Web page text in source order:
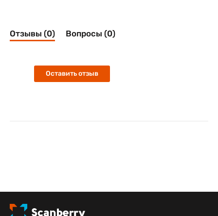
Отзывы (0) Вопросы (0)
Оставить отзыв